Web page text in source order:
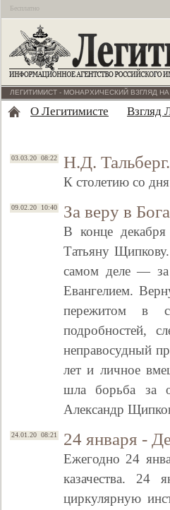
Бесплатно
ЛЕГИТИМИСТ - МОНАРХИЧЕСКИЙ ВЗГЛЯД
О Легитимисте Взгляд
03.03.20 08:22 Н.Д.
К столетию со
09.02.20 10:40 За веру в
В конце
Татьяну
самом деле — за
Евангелием.
пережитом в
подробностей,
неправосудный
лет и личное
шла борьба за
Александр
24.01.20 08:21 24 января -
Ежегодно 24
казачества.
циркулярную